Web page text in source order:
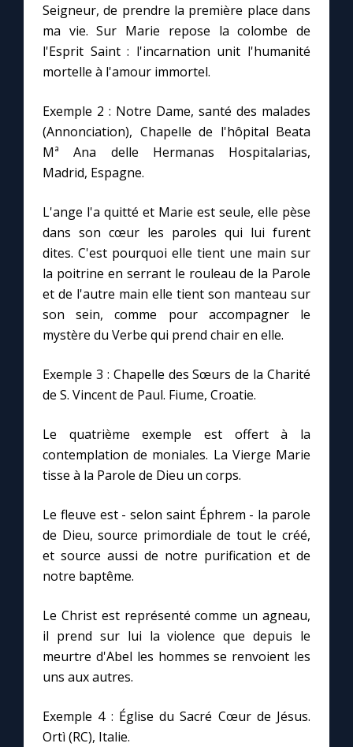
À la une
1000 Raisons de Croire
Chapelet pour le monde
Contact
Marie de Nazareth
Seigneur, de prendre la première place dans
ma vie. Sur Marie repose la colombe de
l'Esprit Saint : l'incarnation unit l'humanité
mortelle à l'amour immortel.
Exemple 2 : Notre Dame, santé des malades
(Annonciation), Chapelle de l'hôpital Beata
Mª Ana delle Hermanas Hospitalarias,
Madrid, Espagne.
L'ange l'a quitté et Marie est seule, elle pèse
dans son cœur les paroles qui lui furent
dites. C'est pourquoi elle tient une main sur
la poitrine en serrant le rouleau de la Parole
et de l'autre main elle tient son manteau sur
son sein, comme pour accompagner le
mystère du Verbe qui prend chair en elle.
Exemple 3 : Chapelle des Sœurs de la Charité
de S. Vincent de Paul. Fiume, Croatie.
Le quatrième exemple est offert à la
contemplation de moniales. La Vierge Marie
tisse à la Parole de Dieu un corps.
Le fleuve est - selon saint Éphrem - la parole
de Dieu, source primordiale de tout le créé,
et source aussi de notre purification et de
notre baptême.
Le Christ est représenté comme un agneau,
il prend sur lui la violence que depuis le
meurtre d'Abel les hommes se renvoient les
uns aux autres.
Exemple 4 : Église du Sacré Cœur de Jésus.
Ortì (RC), Italie.